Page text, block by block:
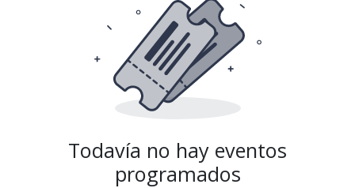
Todavía no hay eventos
programados